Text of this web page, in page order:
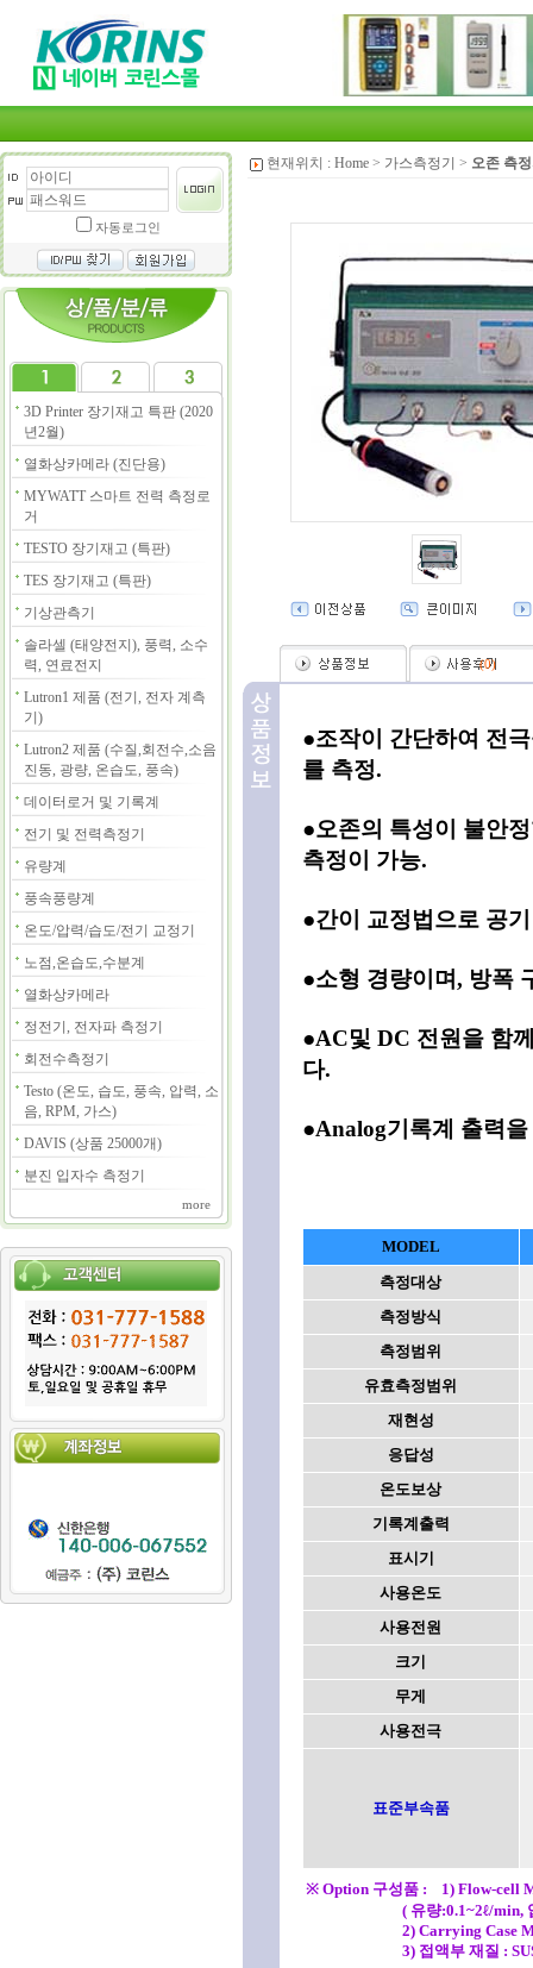
자동로그인
3D Printer 장기재고 특판 (2020
년2월)
열화상카메라 (진단용)
MYWATT 스마트 전력 측정로
거
TESTO 장기재고 (특판)
TES 장기재고 (특판)
기상관측기
솔라셀 (태양전지), 풍력, 소수
력, 연료전지
Lutron1 제품 (전기, 전자 계측
기)
Lutron2 제품 (수질,회전수,소음
진동, 광량, 온습도, 풍속)
데이터로거 및 기록계
전기 및 전력측정기
유량계
풍속풍량계
온도/압력/습도/전기 교정기
노점,온습도,수분계
열화상카메라
정전기, 전자파 측정기
회전수측정기
Testo (온도, 습도, 풍속, 압력, 소
음, RPM, 가스)
DAVIS (상품 25000개)
분진 입자수 측정기
more
현재위치 : Home > 가스측정기 > 오존 측
(0)
●조작이 간단하여 전
를 측정.
●오존의 특성이 불안
측정이 가능.
●간이 교정법으로 공
●소형 경량이며, 방폭
●AC및 DC 전원을 함
다.
●Analog기록계 출력
MODEL
측정대상
측정방식
측정범위
유효측정범위
재현성
응답성
온도보상
기록계출력
표시기
사용온도
사용전원
크기
무게
사용전극
표준부속품
※ Option 구성품 : 1) Flow-cell
( 유량:0.1~2ℓ/min, 압
2) Carrying Case
3) 접액부 재질 : SUS